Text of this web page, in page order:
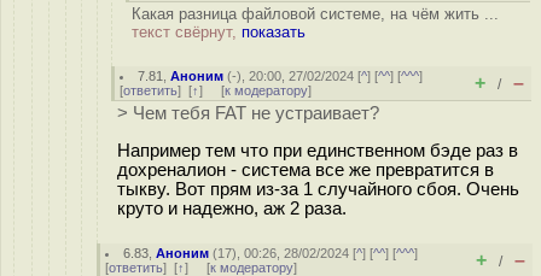
Какая разница файловой системе, на чём жить ...
текст свёрнут, показать
7.81 ,Аноним (-), 20:00, 27/02/2024 [^] [^^] [^^^]
[ответить] [↑] [к модератору] + / –
> Чем тебя FAT не устраивает?
Например тем что при единственном бэде раз в
дохреналион - система все же превратится в
тыкву. Вот прям из-за 1 случайного сбоя. Очень
круто и надежно, аж 2 раза.
6.83 ,Аноним (17), 00:26, 28/02/2024 [^] [^^] [^^^]
[ответить] [↑] [к модератору] + / –